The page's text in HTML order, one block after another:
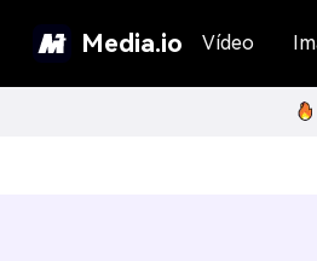
Media.io Vídeo